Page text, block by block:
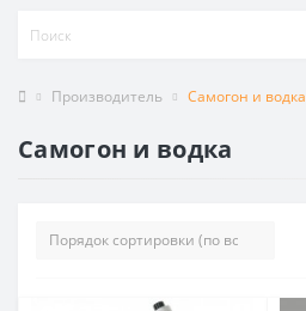
Производитель Самогон и водка
Самогон и водка